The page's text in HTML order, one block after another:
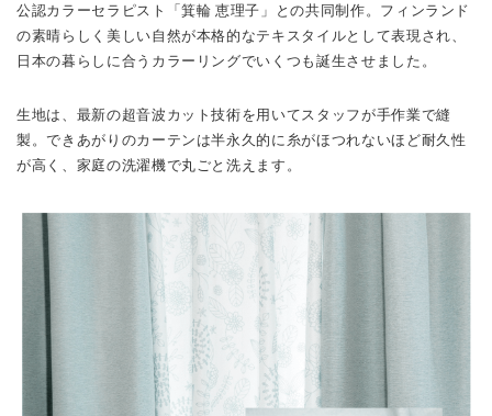
公認カラーセラピスト「箕輪 恵理子」との共同制作。フィンランド
の素晴らしく美しい自然が本格的なテキスタイルとして表現され、
日本の暮らしに合うカラーリングでいくつも誕生させました。
生地は、最新の超音波カット技術を用いてスタッフが手作業で縫
製。できあがりのカーテンは半永久的に糸がほつれないほど耐久性
が高く、家庭の洗濯機で丸ごと洗えます。